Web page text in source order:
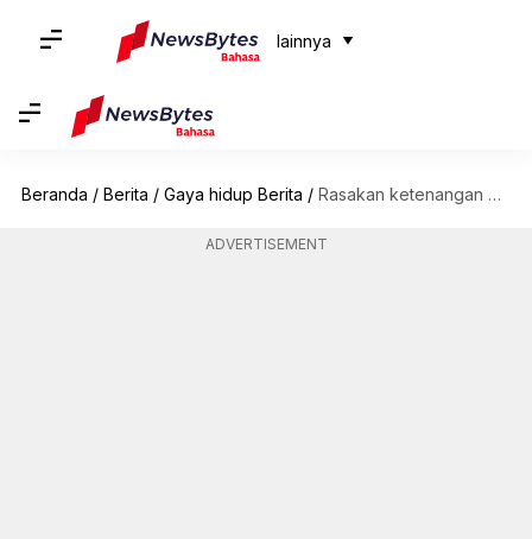
lainnya
Beranda / Berita / Gaya hidup Berita / Rasakan ketenangan di pegunungan hijau Vermont: Hal-hal menyenangkan yang bisa dilakukan
ADVERTISEMENT